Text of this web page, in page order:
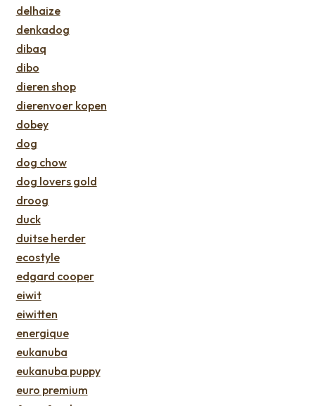
delhaize
denkadog
dibaq
dibo
dieren shop
dierenvoer kopen
dobey
dog
dog chow
dog lovers gold
droog
duck
duitse herder
ecostyle
edgard cooper
eiwit
eiwitten
energique
eukanuba
eukanuba puppy
euro premium